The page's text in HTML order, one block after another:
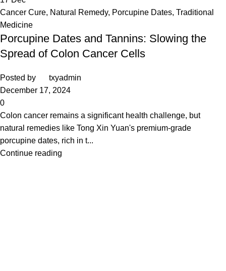
Cancer Cure, Natural Remedy, Porcupine Dates, Traditional
Medicine
Porcupine Dates and Tannins: Slowing the
Spread of Colon Cancer Cells
Posted by
txyadmin
December 17, 2024
0
Colon cancer remains a significant health challenge, but
natural remedies like Tong Xin Yuan's premium-grade
porcupine dates, rich in t...
Continue reading